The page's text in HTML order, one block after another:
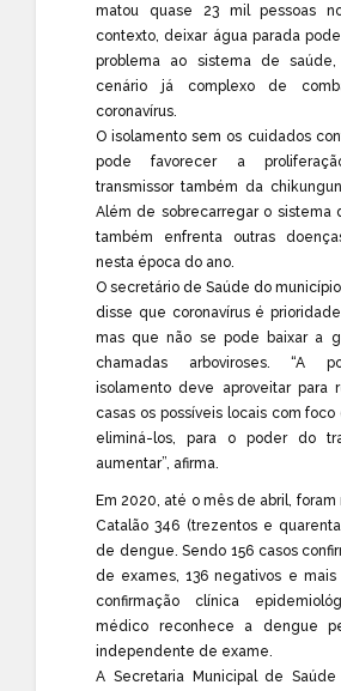
matou quase 23 mil pessoas
contexto, deixar água parada
problema ao sistema de
cenário já complexo de
coronavírus.
O isolamento sem os cuidados
pode favorecer a
transmissor também da
Além de sobrecarregar o sistema
também enfrenta outras
nesta época do ano.
O secretário de Saúde do
disse que coronavírus é
mas que não se pode baixar a
chamadas arboviroses. “A
isolamento deve aproveitar para
casas os possíveis locais com
eliminá-los, para o poder do
aumentar”, afirma.
Em 2020, até o mês de abril, foram
Catalão 346 (trezentos e
de dengue. Sendo 156 casos
de exames, 136 negativos e mais
confirmação clínica
médico reconhece a dengue
independente de exame.
A Secretaria Municipal de